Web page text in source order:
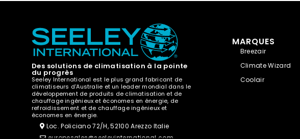
Des solutions de climatisation à la pointe
du progrès
Seeley International est le plus grand fabricant de
climatiseurs d'Australie et un leader mondial dans le
développement de produits de climatisation et de
chauffage ingénieux et économes en énergie, de
refroidissement et de chauffage ingénieux et
économes en énergie.
Loc. Policiano 72/H, 52100 Arezzo Italie
MARQUES
Breezair
Climate Wizard
Coolair